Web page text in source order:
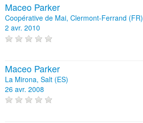
Maceo Parker
Coopérative de Mai, Clermont-Ferrand (FR)
2 avr. 2010
Maceo Parker
La Mirona, Salt (ES)
26 avr. 2008